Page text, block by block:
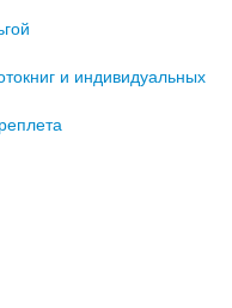
и индивидуальных